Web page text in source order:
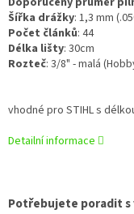
Šířka drážky: 1,3 mm
Počet článků: 44
Délka lišty: 30cm
Rozteč: 3/8" - malá
vhodné pro STIHL s
Detailní informace
Potřebujete poradit s